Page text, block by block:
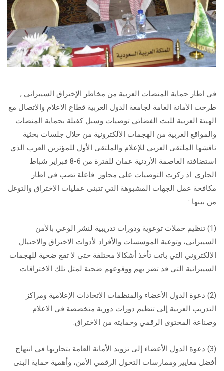
في اطار حماية المنصات العربية من مخاطر الإختراق السيبراني ,
طرحت الأمانة العامة لجامعة الدول العربية قطاع الاعلام والاتصال مع
الهيئة العربية للبث الفضائي توصيات وسبل كفيلة بحماية المنصات
والمواقع العربية من الهجمات الألكترونية من خلال جلسات بحثية
ناقشها الملتقى العربي للإعلام والملتقى الأول للمؤثرين العرب الذي
استضافته العاصمة الأردنية عمان للفترة من 6-8 فبراير شباط
الجاري .اذ ركزت التوصيات على محاور فاعلة تصب في اطار
مكافحة عمل الجهات المشبوهة التي تتبنى عمليات الإختراق والتوغل
من بينها :
(1) تنظيم حملات توعوية ودورات تدريبية لنشر الوعي بالأمن
السيبراني، وتوعية المؤسسات والأفراد لأدوات الاختراق والاحتيال
الإلكتروني التي باتت تأخذ أشكالا مختلفة حتى لا تقع ضحية للهجمات
السيبرانية التي قد تضر بهم ووقوعهم ضحية لمثل تلك الاختراقات .
(2) دعوة الدول الأعضاء والمنظمات الاتحادات الإعلامية ومراكز
التدريب العربية إلى تنظيم دورات دورية متخصصة في الاعلام
وصناعة المحتوى الرقمي وحمايته من الاختراق.
(3) دعوة الدول الأعضاء إلى تزويد الأمانة العامة بتجاربها في انتهاج
أفضل معايير وممارسات التحول الرقمي الأمن، وأهمية حماية البنى